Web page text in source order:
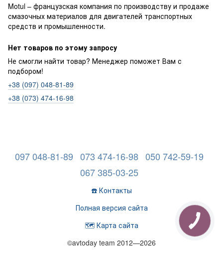
Motul – французская компания по производству и продаже
смазочных материалов для двигателей транспортных
средств и промышленности.
Нет товаров по этому запросу
Не смогли найти товар? Менеджер поможет Вам с
подбором!
+38 (097) 048-81-89
+38 (073) 474-16-98
097 048-81-89 073 474-16-98 050 742-59-19
067 385-03-25
☎️ Контакты
Полная версия сайта
🗺️ Карта сайта
©avtoday team 2012—2026